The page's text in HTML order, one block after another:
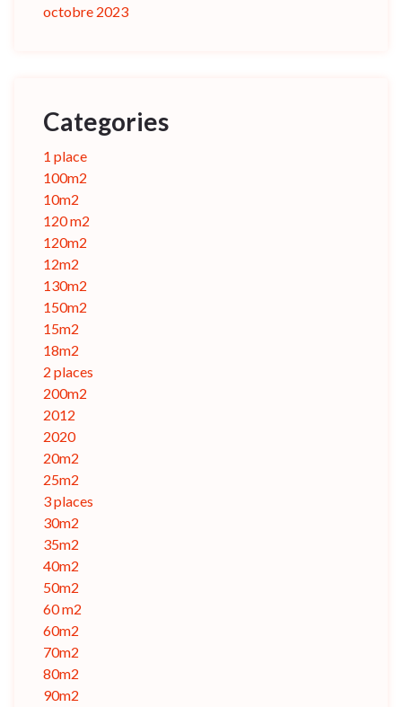
octobre 2023
Categories
1 place
100m2
10m2
120 m2
120m2
12m2
130m2
150m2
15m2
18m2
2 places
200m2
2012
2020
20m2
25m2
3 places
30m2
35m2
40m2
50m2
60 m2
60m2
70m2
80m2
90m2